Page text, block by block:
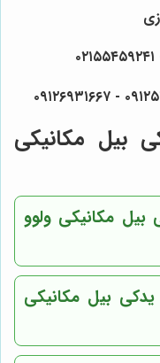
بیل مکانیکی
بیل مکانیکی ولوو
یدکی بیل مکانیکی